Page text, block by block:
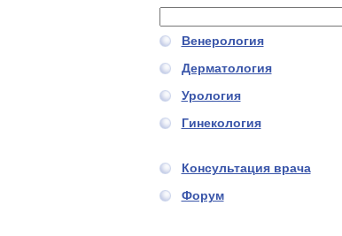
Форма поиска
Поиск
Венерология
Дерматология
Урология
Гинекология
Консультация врача
Форум